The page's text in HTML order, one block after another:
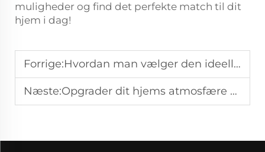
muligheder og find det perfekte match til dit
hjem i dag!
Forrige:Hvordan man vælger den ideelle duftdiffusor: Tips til at finde den perfekte duftapparat
Næste:Opgrader dit hjems atmosfære med den rigtige duft diffuser: Ekspert råd